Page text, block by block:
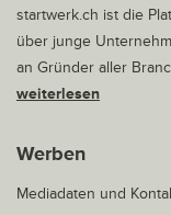
startwerk.ch ist die
über junge
an Gründer aller
weiterlesen
Werben
Mediadaten und